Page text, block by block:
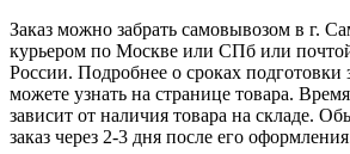
Заказ можно забрать самовывозом в г.
курьером по Москве или СПб или
России. Подробнее о сроках подготовки
можете узнать на странице товара.
зависит от наличия товара на складе.
заказ через 2-3 дня после его